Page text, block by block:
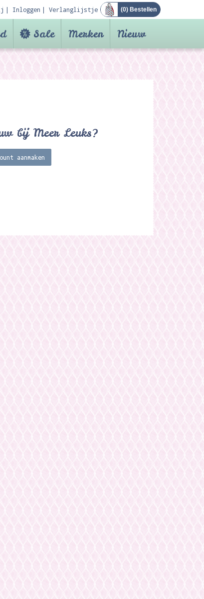
Inloggen Verlanglijstje (0) Bestellen
Sale Merken Nieuw
bij Meer Leuks?
aanmaken